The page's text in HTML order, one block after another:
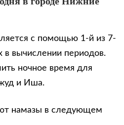
с помощью 1-й из 7-
вычислении периодов.
ночное время для
и Иша.
намазы в следующем